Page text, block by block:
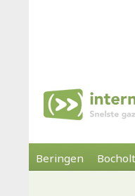
Beringen Bocholt